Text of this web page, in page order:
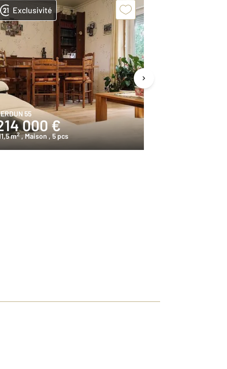
Exclusivité
55
000 €
m2 , Maison , 5 pcs